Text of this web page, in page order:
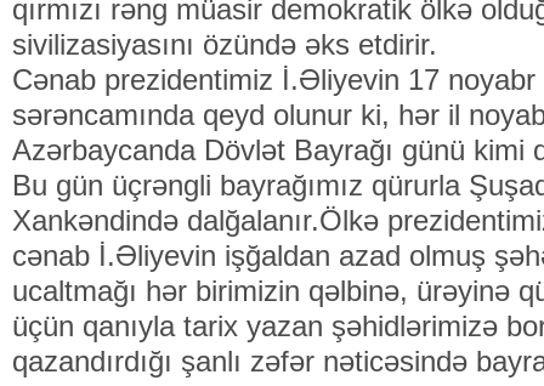
qırmızı rəng müasir demokratik ölkə
sivilizasiyasını özündə əks etdirir.
Cənab prezidentimiz İ.Əliyevin 17 noyabr
sərəncamında qeyd olunur ki, hər il
Azərbaycanda Dövlət Bayrağı günü kimi
Bu gün üçrəngli bayrağımız qürurla
Xankəndində dalğalanır.Ölkə
cənab İ.Əliyevin işğaldan azad olmuş
ucaltmağı hər birimizin qəlbinə, ürəyinə
üçün qanıyla tarix yazan şəhidlərimizə
qazandırdığı şanlı zəfər nəticəsində